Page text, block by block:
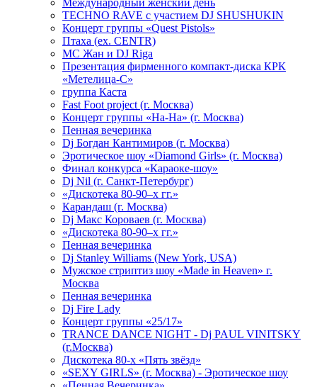
Международный женский день
TECHNO RAVE с участием DJ SHUSHUKIN
Концерт группы «Quest Pistols»
Птаха (ex. CENTR)
МС Жан и DJ Riga
Презентация фирменного компакт-диска КРК
«Метелица-С»
группа Каста
Fast Foot project (г. Москва)
Концерт группы «На-На» (г. Москва)
Пенная вечеринка
Dj Богдан Кантимиров (г. Москва)
Эротическое шоу «Diamond Girls» (г. Москва)
Финал конкурса «Караоке-шоу»
Dj Nil (г. Санкт-Петербург)
«Дискотека 80-90–х гг.»
Карандаш (г. Москва)
Dj Макс Короваев (г. Москва)
«Дискотека 80-90–х гг.»
Пенная вечеринка
Dj Stanley Williams (New York, USA)
Мужское стриптиз шоу «Made in Heaven» г.
Москва
Пенная вечеринка
Dj Fire Lady
Концерт группы «25/17»
TRANCE DANCE NIGHT - Dj PAUL VINITSKY
(г.Москва)
Дискотека 80-х «Пять звёзд»
«SEXY GIRLS» (г. Москва) - Эротическое шоу